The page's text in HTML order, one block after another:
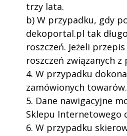
trzy lata.
b) W przypadku, gdy
dekoportal.pl tak
roszczeń. Jeżeli
roszczeń związanych
4. W przypadku
zamówionych towarów.
5. Dane nawigacyjne
Sklepu Internetowego
6. W przypadku